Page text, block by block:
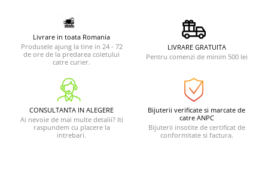
Livrare in toata Romania
Produsele ajung la tine in 24 - 72
de ore de la predarea coletului
catre curier.
LIVRARE GRATUITA
Pentru comenzi de minim 500 lei
CONSULTANTA IN ALEGERE
Ai nevoie de mai multe detalii? Iti
raspundem cu placere la
intrebari.
Bijuterii verificate si marcate de
catre ANPC
Bijuterii insotite de certificat de
conformitate si factura.